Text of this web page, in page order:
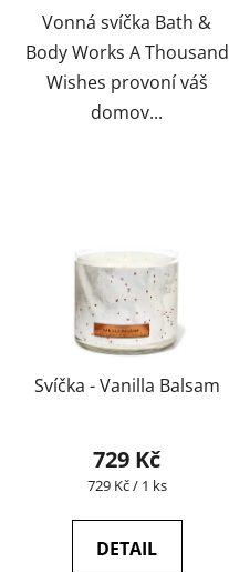
Vonná svíčka Bath &
Body Works A Thousand
Wishes provoní váš
domov...
Svíčka - Vanilla Balsam
729 Kč
Měrná
729 Kč / 1 ks
DETAIL